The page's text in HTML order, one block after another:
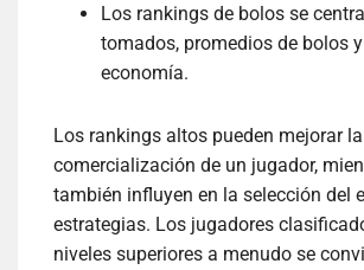
Los rankings de bolos se
tomados, promedios de bolos
economía.
Los rankings altos pueden mejorar
comercialización de un jugador,
también influyen en la selección del
estrategias. Los jugadores
niveles superiores a menudo se